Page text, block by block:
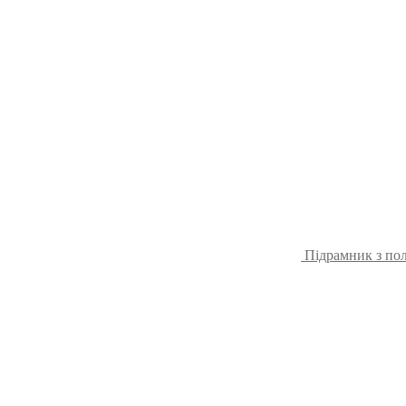
Підрамник з